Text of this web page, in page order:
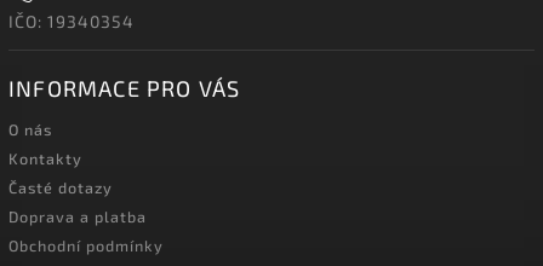
IČO: 19340354
INFORMACE PRO VÁS
O nás
Kontakty
Časté dotazy
Doprava a platba
Obchodní podmínky